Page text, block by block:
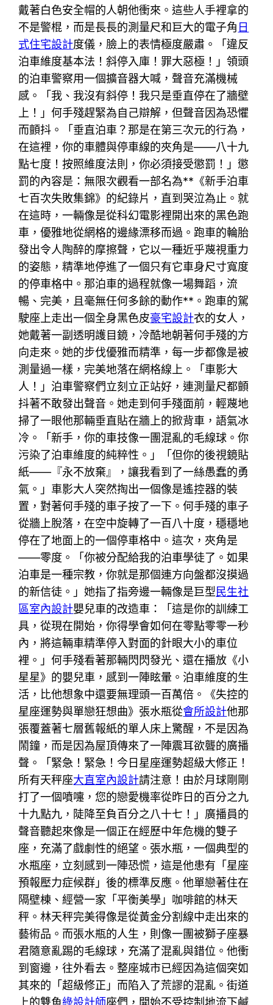
戴著白色安全帽的人朝他衝來。這些人手裡拿的
不是警棍，而是長長的測量尺和巨大的電子角 日
式住宅設計度儀，臉上的表情極度嚴肅。「違反
泊車維度基本法！斜停入庫！罪大惡極！」領頭
的泊車警察用一個擴音器大喊，聲音充滿機械
感。「我、我沒有斜停！我只是垂直停在了牆壁
上！」何手殘趕緊為自己辯解，但聲音因為恐懼
而顫抖。「垂直泊車？那是在第三次元的行為，
在這裡，你的車體與停車線的夾角是——八十九
點七度！按照維度法則，你必須接受懲罰！」懲
罰的內容是：無限次觀看一部名為**《新手泊車
七百次失敗集錦》的紀錄片，直到哭泣為止。就
在這時，一輛像是從科幻電影裡開出來的黑色跑
車，優雅地從網格的邊緣漂移而過。跑車的輪胎
發出令人陶醉的摩擦聲，它以一種近乎蔑視重力
的姿態，精準地停進了一個只有它車身尺寸寬度
的停車格中。那泊車的過程就像一場舞蹈，流
暢、完美，且毫無任何多餘的動作**。跑車的駕
駛座上走出一個全身黑色皮豪宅設計衣的女人，
她戴著一副透明護目鏡，冷酷地朝著何手殘的方
向走來。她的步伐優雅而精準，每一步都像是被
測量過一樣，完美地落在網格線上。「車影大
人！」泊車警察們立刻立正站好，連測量尺都顫
抖著不敢發出聲音。她走到何手殘面前，輕蔑地
掃了一眼他那輛垂直貼在牆上的掀背車，語氣冰
冷。「新手，你的車技像一團混亂的毛線球。你
污染了泊車維度的純粹性。」「但你的後視鏡貼
紙——『永不放棄』，讓我看到了一絲愚蠢的勇
氣。」車影大人突然掏出一個像是遙控器的裝
置，對著何手殘的車子按了一下。何手殘的車子
從牆上脫落，在空中旋轉了一百八十度，穩穩地
停在了地面上的一個停車格中。這次，夾角是
——零度。「你被分配給我的泊車學徒了。如果
泊車是一種宗教，你就是那個連方向盤都沒摸過
的新信徒。」她指了指旁邊一輛像是巨型 民生社
區室內設計嬰兒車的改造車：「這是你的訓練工
具，從現在開始，你得學會如何在零點零零一秒
內，將這輛車精準停入對面的針眼大小的車位
裡。」何手殘看著那輛閃閃發光、還在播放《小
星星》的嬰兒車，感到一陣眩暈。泊車維度的生
活，比他想象中還要無理頭一百萬倍。《失控的
星座運勢與單戀狂想曲》張水瓶從會所設計他那
張覆蓋著七層舊報紙的單人床上驚醒，不是因為
鬧鐘，而是因為屋頂傳來了一陣震耳欲聾的廣播
聲。「緊急！緊急！今日星座運勢超級大修正！
所有天秤座大直室內設計請注意！由於月球剛剛
打了一個噴嚏，您的戀愛機率從昨日的百分之九
十九點九，陡降至負百分之八十七！」廣播員的
聲音聽起來像是一個正在經歷中年危機的雙子
座，充滿了戲劇性的絕望。張水瓶，一個典型的
水瓶座，立刻感到一陣恐慌，這是他患有「星座
預報壓力症候群」後的標準反應。他單戀著住在
隔壁棟、經營一家「平衡美學」咖啡館的林天
秤。林天秤完美得像是從黃金分割線中走出來的
藝術品。而張水瓶的人生，則像一團被獅子座暴
君隨意亂踢的毛線球，充滿了混亂與錯位。他衝
到窗邊，往外看去。整座城市已經因為這個突如
其來的「超級修正」而陷入了荒謬的混亂。街道
上的雙魚綠設計師座們，開始不受控制地流下鹹